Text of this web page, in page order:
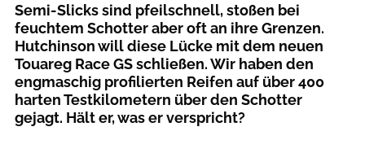
Semi-Slicks sind pfeilschnell, stoßen bei
feuchtem Schotter aber oft an ihre Grenzen.
Hutchinson will diese Lücke mit dem neuen
Touareg Race GS schließen. Wir haben den
engmaschig profilierten Reifen auf über 400
harten Testkilometern über den Schotter
gejagt. Hält er, was er verspricht?